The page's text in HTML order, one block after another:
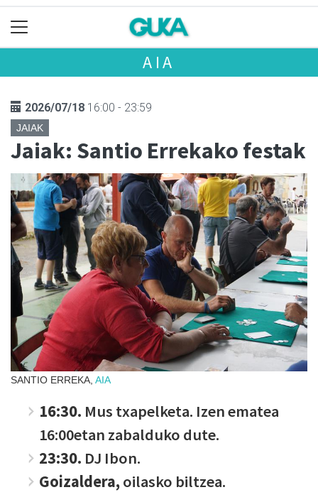
AIA
2026/07/18 16:00 - 23:59
JAIAK
Jaiak: Santio Errekako festak
SANTIO ERREKA, AIA
16:30. Mus txapelketa. Izen ematea
16:00etan zabalduko dute.
23:30. DJ Ibon.
Goizaldera,oilasko biltzea.